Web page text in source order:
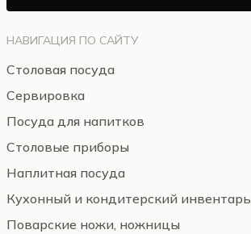
НАВИГАЦИЯ ПО САЙТУ
Столовая посуда
Сервировка
Посуда для напитков
Столовые приборы
Наплитная посуда
Кухонный и кондитерский инвентарь
Поварские ножи, ножницы